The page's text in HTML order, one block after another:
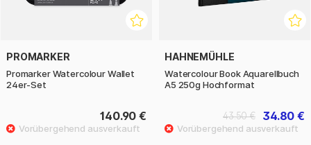
PROMARKER
Promarker Watercolour Wallet
24er-Set
140.90 €
HAHNEMÜHLE
Watercolour Book Aquarellbuch
A5 250g Hochformat
34.80 €
43.50 €